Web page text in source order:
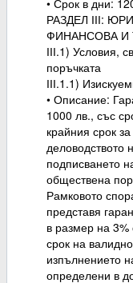
• Срок в дни:
РАЗДЕЛ ІІІ:
ФИНАНСОВА И
ІІІ.1) Условия,
поръчката
ІІІ.1.1)
• Описание:
1000 лв., със
крайния срок
деловодството
подписването
обществена
Рамковото
представя
в размер на 3%
срок на
изпълнението
определени в